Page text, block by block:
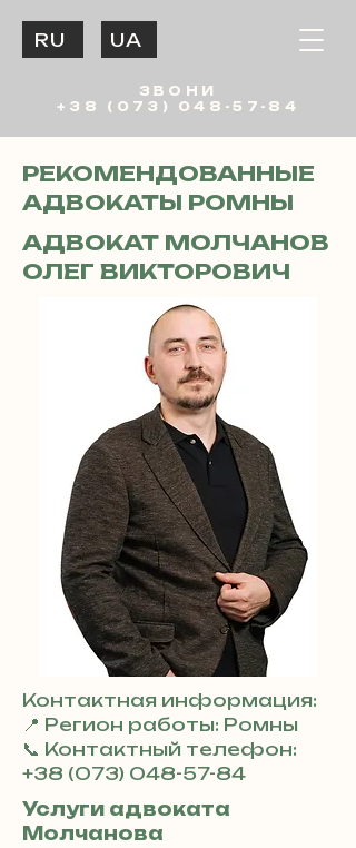
ЗВОНИ
+38 (073) 048-57-84
UA
RU
РЕКОМЕНДОВАННЫЕ
АДВОКАТЫ РОМНЫ
АДВОКАТ МОЛЧАНОВ
ОЛЕГ ВИКТОРОВИЧ
Контактная информация:
📍 Регион работы: Ромны
📞 Контактный телефон:
+38 (073) 048-57-84
Услуги адвоката
Молчанова